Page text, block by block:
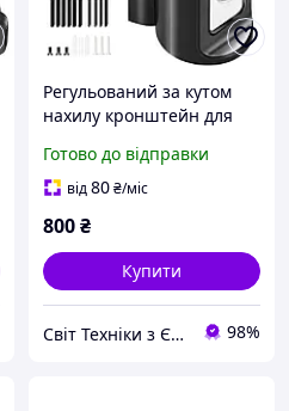
Регульований за кутом
нахилу кронштейн для
(1/2/3/3Plus/4/pro 2) з
поворотом від 0 до 360
Німеччин
Готово до відправки
від80₴/міс
800₴
Купити
Свiт Технiки з Європи 98%